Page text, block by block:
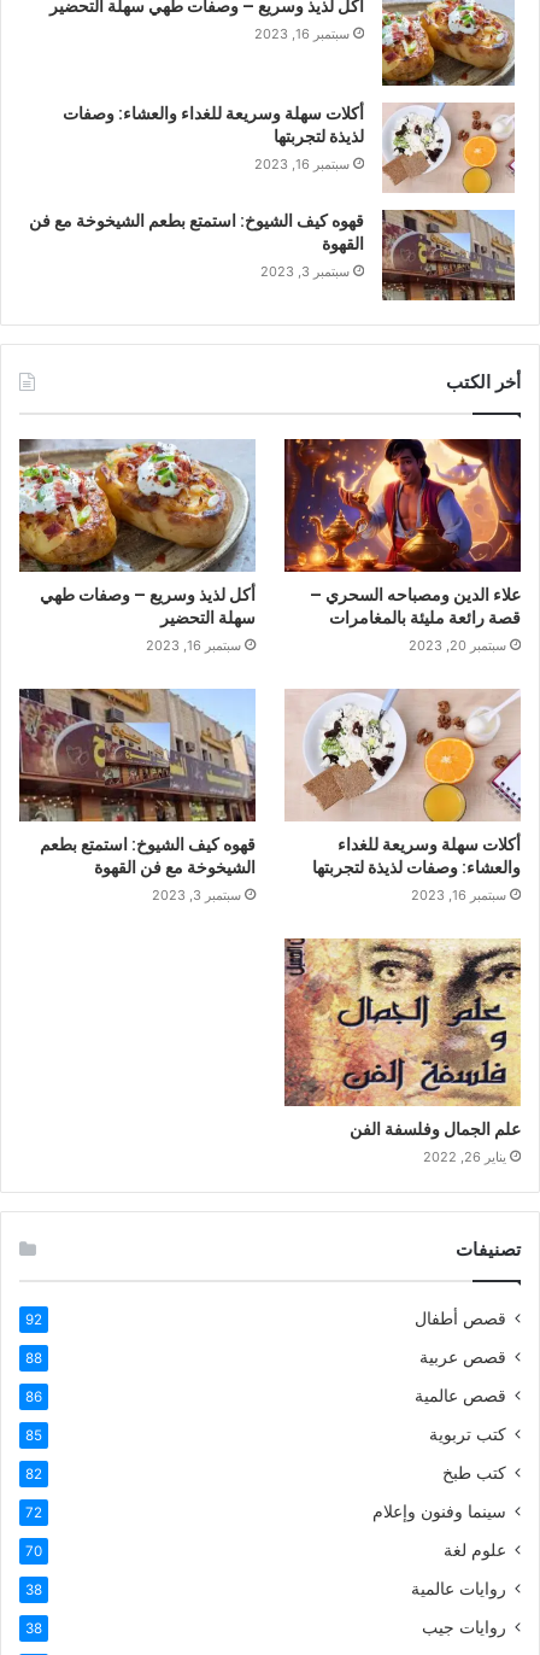
أكل لذيذ وسريع – وصفات طهي سهلة التحضير
سبتمبر 16, 2023
أكلات سهلة وسريعة للغداء والعشاء: وصفات
لذيذة لتجربتها
سبتمبر 16, 2023
قهوه كيف الشيوخ: استمتع بطعم الشيخوخة مع فن
القهوة
سبتمبر 3, 2023
أخر الكتب
علاء الدين ومصباحه السحري –
قصة رائعة مليئة بالمغامرات
سبتمبر 20, 2023
أكل لذيذ وسريع – وصفات طهي
سهلة التحضير
سبتمبر 16, 2023
أكلات سهلة وسريعة للغداء
والعشاء: وصفات لذيذة لتجربتها
سبتمبر 16, 2023
قهوه كيف الشيوخ: استمتع بطعم
الشيخوخة مع فن القهوة
سبتمبر 3, 2023
علم الجمال وفلسفة الفن
يناير 26, 2022
تصنيفات
قصص أطفال 92
قصص عربية 88
قصص عالمية 86
كتب تربوية 85
كتب طبخ 82
سينما وفنون وإعلام 72
علوم لغة 70
روايات عالمية 38
روايات جيب 38